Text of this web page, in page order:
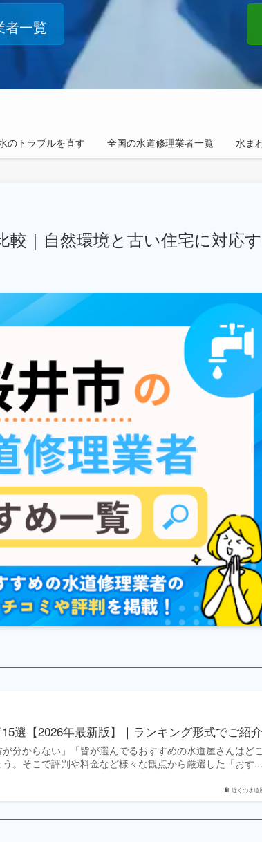
のトラブルを直す 全国の水道修理業者一覧 水ま
者一覧
｜自然環境と古い住宅に対応
近くの水道
選【2026年最新版】｜ランキング形式でご紹
が分からない」「皆が選んでるおすすめの水道屋さんはど
。そこで評判や料金など様々な観点から厳選した「おす...